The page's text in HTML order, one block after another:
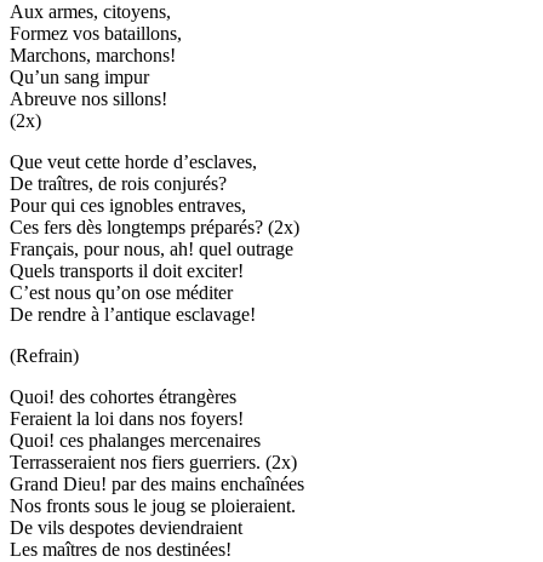
Aux armes, citoyens,
Formez vos bataillons,
Marchons, marchons!
Qu’un sang impur
Abreuve nos sillons!
(2x)
Que veut cette horde d’esclaves,
De traîtres, de rois conjurés?
Pour qui ces ignobles entraves,
Ces fers dès longtemps préparés? (2x)
Français, pour nous, ah! quel outrage
Quels transports il doit exciter!
C’est nous qu’on ose méditer
De rendre à l’antique esclavage!
(Refrain)
Quoi! des cohortes étrangères
Feraient la loi dans nos foyers!
Quoi! ces phalanges mercenaires
Terrasseraient nos fiers guerriers. (2x)
Grand Dieu! par des mains enchaînées
Nos fronts sous le joug se ploieraient.
De vils despotes deviendraient
Les maîtres de nos destinées!